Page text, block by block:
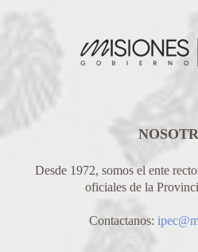
Desde 1972, somos el ente
oficiales de la
Contactanos: